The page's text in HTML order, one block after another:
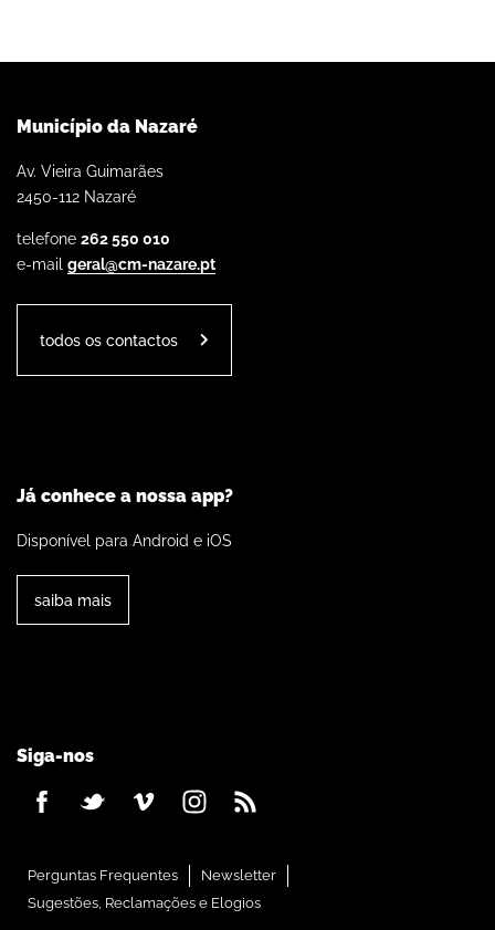
Município da Nazaré
Av. Vieira Guimarães
2450-112 Nazaré
telefone 262 550 010
e-mail geral@cm-nazare.pt
todos os contactos
Já conhece a nossa app?
Disponível para Android e iOS
saiba mais
Siga-nos
Perguntas Frequentes
Newsletter
Sugestões, Reclamações e Elogios